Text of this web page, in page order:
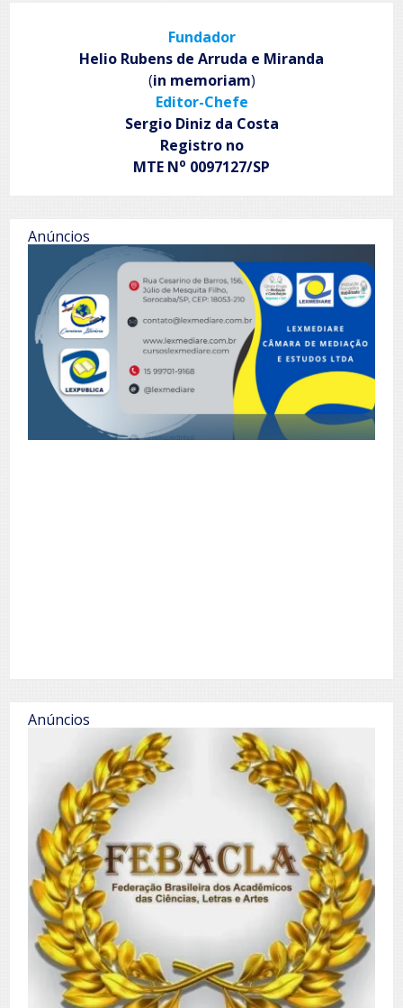
Fundador
Helio Rubens de Arruda e Miranda
(in memoriam)
Editor-Chefe
Sergio Diniz da Costa
Registro no
MTE No 0097127/SP
Anúncios
Anúncios